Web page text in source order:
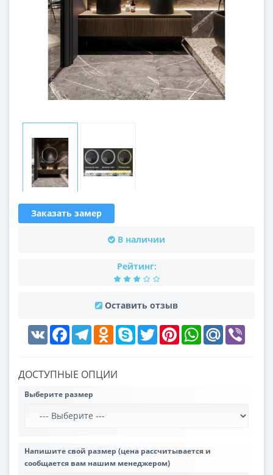
Заказать замер
В наличии
Рейтинг:
Оставить отзыв
VK FacebookTelegramOdnoklassniki
Skype Twitter PinterestWhatsAppMail.Ru
ДОСТУПНЫЕ ОПЦИИ
Выберите размер
Напишите свой размер (цена рассчитывается и
сообщается вам нашим менеджером)